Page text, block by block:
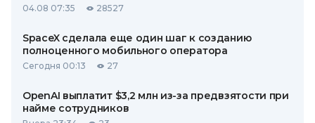
04.08 07:35 28527
SpaceX сделала еще один шаг к созданию
полноценного мобильного оператора
Сегодня 00:13 27
OpenAI выплатит $3,2 млн из-за предвзятости при
найме сотрудников